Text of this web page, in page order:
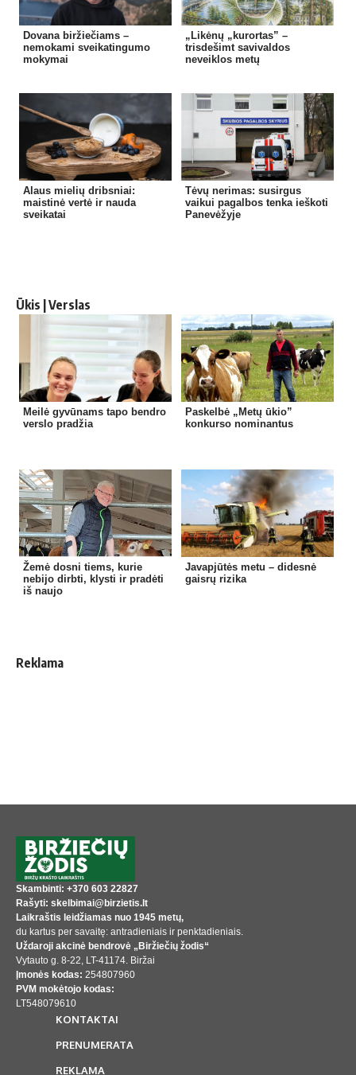
Dovana biržiečiams –
nemokami sveikatingumo
mokymai
„Likėnų „kurortas” –
trisdešimt savivaldos
neveiklos metų
Alaus mielių dribsniai:
maistinė vertė ir nauda
sveikatai
Tėvų nerimas: susirgus
vaikui pagalbos tenka ieškoti
Panevėžyje
Ūkis | Verslas
Meilė gyvūnams tapo bendro
verslo pradžia
Paskelbė „Metų ūkio”
konkurso nominantus
Žemė dosni tiems, kurie
nebijo dirbti, klysti ir pradėti
iš naujo
Javapjūtės metu – didesnė
gaisrų rizika
Reklama
Skambinti: +370 603 22827
Rašyti: skelbimai@birzietis.lt
Laikraštis leidžiamas nuo 1945 metų,
du kartus per savaitę: antradieniais ir penktadieniais.
Uždaroji akcinė bendrovė „Biržiečių žodis“
Vytauto g. 8-22, LT-41174. Biržai
Įmonės kodas: 254807960
PVM mokėtojo kodas:
LT548079610
KONTAKTAI
PRENUMERATA
REKLAMA